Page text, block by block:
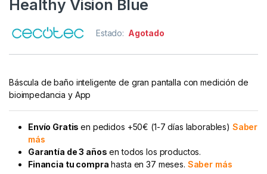
Healthy Vision Blue
Estado: Agotado
Báscula de baño inteligente de gran pantalla con medición de
bioimpedancia y App
Envío Gratisen pedidos +50€ (1-7 días laborables) Saber
más
Garantía de 3 años en todos los productos.
Financia tu compra hasta en 37 meses. Saber más